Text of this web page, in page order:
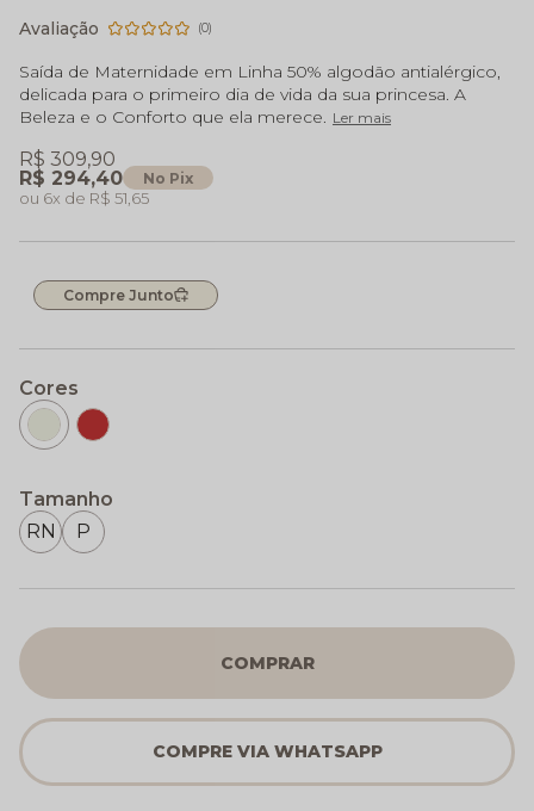
(0)
Saída de Maternidade em Linha 50% algodão antialérgico,
delicada para o primeiro dia de vida da sua princesa. A
Beleza e o Conforto que ela merece. Ler mais
R$ 294,40 No Pix
R$ 309,90
6x R$ 51,65
Compre Junto
Cores
Tamanho
RN
P
COMPRAR